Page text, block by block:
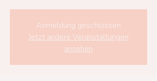
Anmeldung geschlossen
Jetzt andere Veranstaltungen
ansehen